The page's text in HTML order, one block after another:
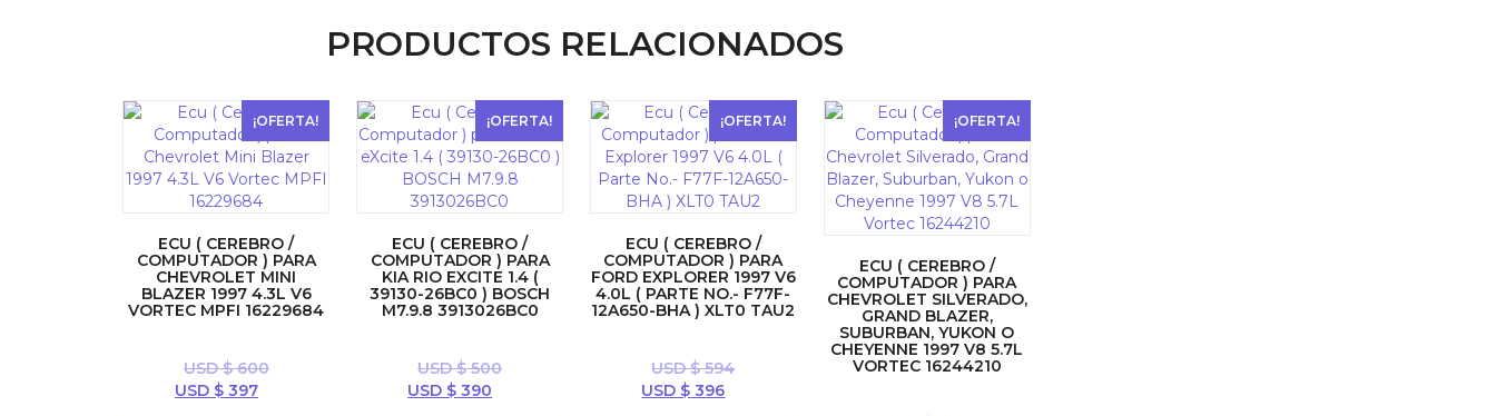
PRODUCTOS RELACIONADOS
¡OFERTA!
ECU ( CEREBRO /
COMPUTADOR ) PARA
CHEVROLET MINI
BLAZER 1997 4.3L V6
VORTEC MPFI 16229684
USD $600
El
USD $397El
¡OFERTA!
ECU ( CEREBRO /
COMPUTADOR ) PARA
KIA RIO EXCITE 1.4 (
39130-26BC0 ) BOSCH
M7.9.8 3913026BC0
USD $500
El
USD $ 390
¡OFERTA!
ECU ( CEREBRO /
COMPUTADOR ) PARA
FORD EXPLORER 1997 V6
4.0L ( PARTE NO.- F77F-
12A650-BHA ) XLT0 TAU2
USD $594
El
USD $ 396El
¡OFERTA!
ECU ( CEREBRO /
COMPUTADOR ) PARA
CHEVROLET SILVERADO,
GRAND BLAZER,
SUBURBAN, YUKON O
CHEYENNE 1997 V8 5.7L
VORTEC 16244210